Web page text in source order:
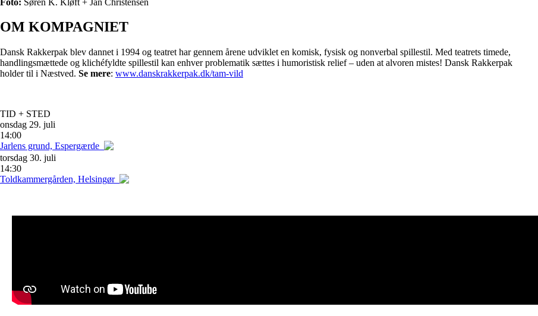
OM KOMPAGNIET
Dansk Rakkerpak blev dannet i 1994 og teatret har gennem årene udviklet en komisk, fysisk og nonverbal spillestil. Med teatrets timede,
handlingsmættede og klichéfyldte spillestil kan enhver problematik sættes i humoristisk relief – uden at alvoren mistes! Dansk Rakkerpak
holder til i Næstved. Se mere: www.danskrakkerpak.dk/tam-vild
TID + STED
onsdag 29. juli
14:00
Jarlens grund, Espergærde
torsdag 30. juli
14:30
Toldkammergården, Helsingør